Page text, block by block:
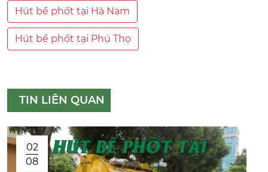
Hút bể phốt tại Hà Nam
Hút bể phốt tại Phú Thọ
TIN LIÊN QUAN
02
08